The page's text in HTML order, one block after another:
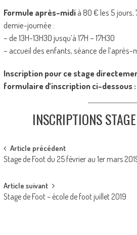
Formule après-midià 80 € les 5 jours,
demie-journée :
– de 13H-13H30 jusqu’à 17H – 17H30
– accueil des enfants, séance de l’après-
Inscription pour ce stage
formulaire d’inscription ci-dessous :
INSCRIPTIONS
Post
navigation
Article précédent
Stage de Foot du 25 février au 1er mars
Article suivant
Stage de Foot – école de foot juillet 2019